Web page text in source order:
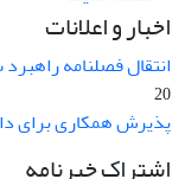
اخبار و اعلانات
انتقال فصلنامه
20
پذیرش همکاری برای
اشتراک خبرنامه